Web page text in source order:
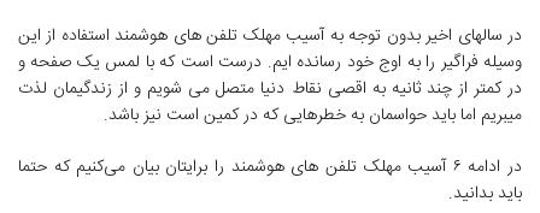
در سالهای اخیر بدون توجه به آسیب مهلک تلفن های هوشمند استفاده از این
وسیله فراگیر را به اوج خود رسانده ایم. درست است که با لمس یک صفحه و
در کمتر از چند ثانیه به اقصی نقاط دنیا متصل می شویم و از زندگیمان لذت
میبریم اما باید حواسمان به خطرهایی که در کمین است نیز باشد.
در ادامه ۶ آسیب مهلک تلفن های هوشمند را برایتان بیان می‌کنیم که حتما
باید بدانید.